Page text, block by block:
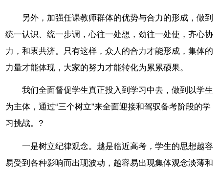
另外，加强任课教师群体的优势与合力的形成，做到
统一认识、统一步调，心往一处想，劲往一处使，齐心协
力，和衷共济。只有这样，众人的合力才能形成，集体的
力量才能体现，大家的努力才能转化为累累硕果。
我们全面督促学生真正投入到学习中去，做到以学生
为主体，通过“三个树立”来全面迎接和驾驭备考阶段的学
习挑战。?
一是树立纪律观念。越是临近高考，学生的思想越容
易受到各种影响而出现波动，越容易出现集体观念淡薄和